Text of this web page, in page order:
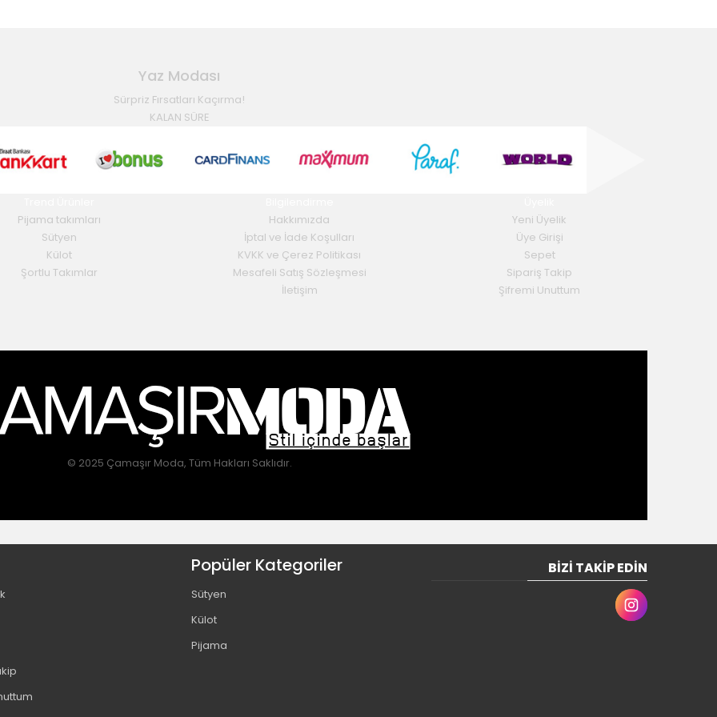
Yaz Modası
Sürpriz Fırsatları Kaçırma!
KALAN SÜRE
Pijama takımları
Sütyen
Külot
Şortlu Takımlar
Hakkımızda
İptal ve İade Koşulları
KVKK ve Çerez Politikası
Mesafeli Satış Sözleşmesi
İletişim
Yeni Üyelik
Üye Girişi
Sepet
Sipariş Takip
Şifremi Unuttum
© 2025 Çamaşır Moda, Tüm Hakları Saklıdır.
Popüler Kategoriler
Sütyen
Külot
Pijama
BIZI TAKIP EDIN